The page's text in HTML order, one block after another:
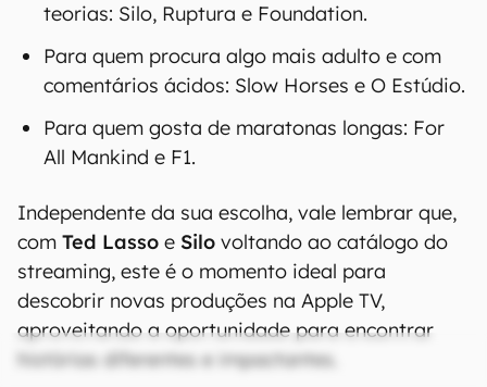
teorias: Silo, Ruptura e Foundation.
Para quem procura algo mais adulto e com
comentários ácidos: Slow Horses e O Estúdio.
Para quem gosta de maratonas longas: For
All Mankind e F1.
Independente da sua escolha, vale lembrar que,
com Ted Lasso e Silo voltando ao catálogo do
streaming, este é o momento ideal para
descobrir novas produções na Apple TV,
aproveitando a oportunidade para encontrar
histórias diferentes e impactantes.